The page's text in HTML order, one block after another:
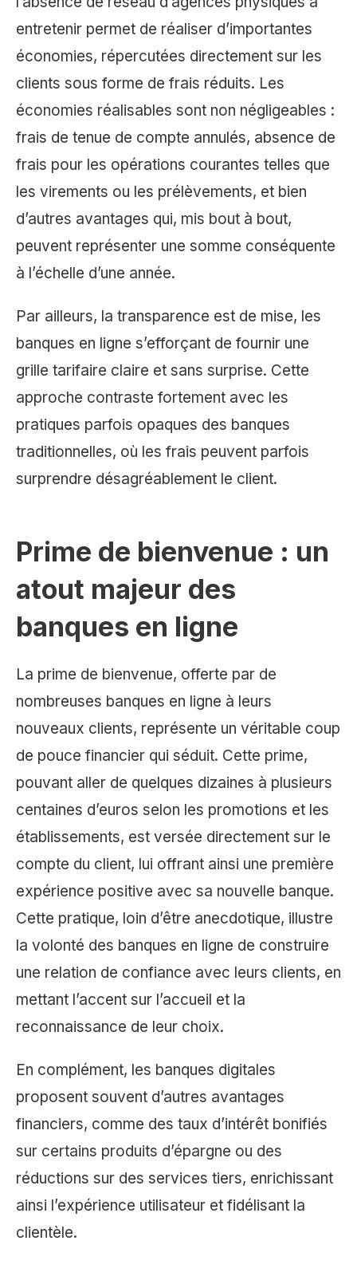
entretenir permet de réaliser d’importantes
économies, répercutées directement sur les
clients sous forme de frais réduits. Les
économies réalisables sont non négligeables :
frais de tenue de compte annulés, absence de
frais pour les opérations courantes telles que
les virements ou les prélèvements, et bien
d’autres avantages qui, mis bout à bout,
peuvent représenter une somme conséquente
à l’échelle d’une année.
Par ailleurs, la transparence est de mise, les
banques en ligne s’efforçant de fournir une
grille tarifaire claire et sans surprise. Cette
approche contraste fortement avec les
pratiques parfois opaques des banques
traditionnelles, où les frais peuvent parfois
surprendre désagréablement le client.
Prime de bienvenue : un
atout majeur des
banques en ligne
La prime de bienvenue, offerte par de
nombreuses banques en ligne à leurs
nouveaux clients, représente un véritable coup
de pouce financier qui séduit. Cette prime,
pouvant aller de quelques dizaines à plusieurs
centaines d’euros selon les promotions et les
établissements, est versée directement sur le
compte du client, lui offrant ainsi une première
expérience positive avec sa nouvelle banque.
Cette pratique, loin d’être anecdotique, illustre
la volonté des banques en ligne de construire
une relation de confiance avec leurs clients, en
mettant l’accent sur l’accueil et la
reconnaissance de leur choix.
En complément, les banques digitales
proposent souvent d’autres avantages
financiers, comme des taux d’intérêt bonifiés
sur certains produits d’épargne ou des
réductions sur des services tiers, enrichissant
ainsi l’expérience utilisateur et fidélisant la
clientèle.